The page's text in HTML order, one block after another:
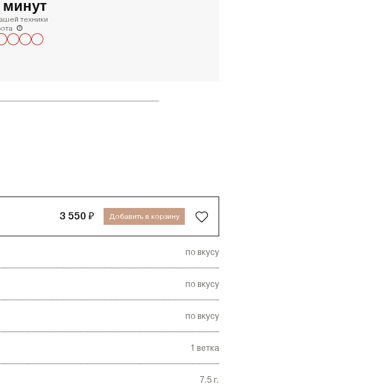
минут
техники
3 550 ₽ Добавить в корзину
по вкусу
по вкусу
по вкусу
1 ветка
7.5 г.